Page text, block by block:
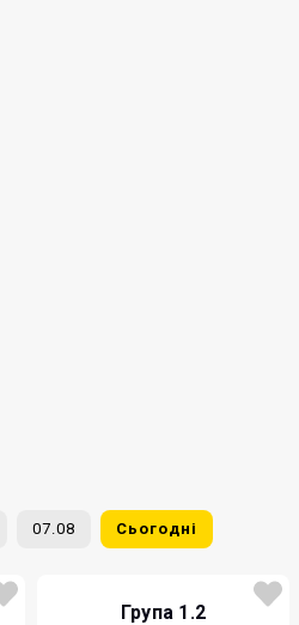
07.08 Сьогодні
Група 1.2